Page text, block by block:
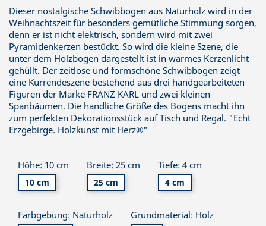
Dieser nostalgische Schwibbogen aus Naturholz wird in der
Weihnachtszeit für besonders gemütliche Stimmung sorgen,
denn er ist nicht elektrisch, sondern wird mit zwei
Pyramidenkerzen bestückt. So wird die kleine Szene, die
unter dem Holzbogen dargestellt ist in warmes Kerzenlicht
gehüllt. Der zeitlose und formschöne Schwibbogen zeigt
eine Kurrendeszene bestehend aus drei handgearbeiteten
Figuren der Marke FRANZ KARL und zwei kleinen
Spanbäumen. Die handliche Größe des Bogens macht ihn
zum perfekten Dekorationsstück auf Tisch und Regal. "Echt
Erzgebirge. Holzkunst mit Herz®"
Höhe: 10 cm
10 cm
Breite: 25 cm
25 cm
Tiefe: 4 cm
4 cm
Farbgebung: Naturholz Grundmaterial: Holz